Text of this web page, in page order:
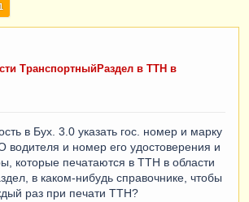
ТранспортныйРаздел в ТТН в
в Бух. 3.0 указать гос. номер и марку
и номер его удостоверения и
которые печатаются в ТТН в области
в каком-нибудь справочнике, чтобы
раз при печати ТТН?